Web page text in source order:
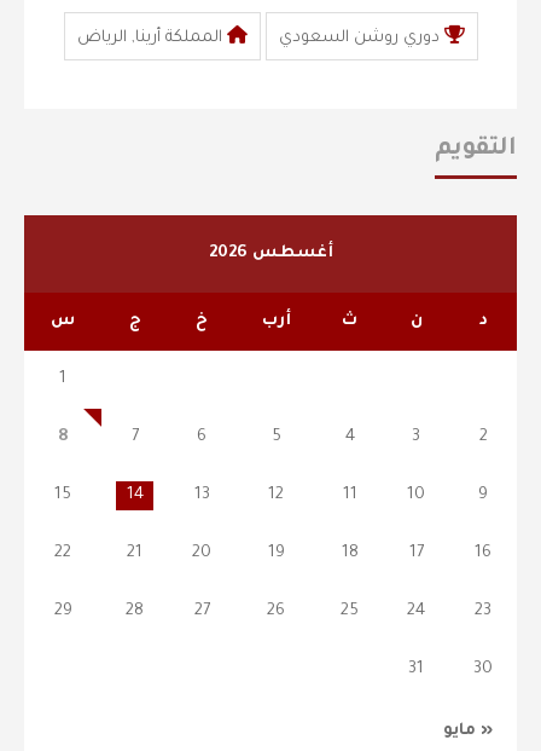
دوري روشن السعودي المملكة أرينا, الرياض
التقويم
أغسطس 2026
د ن ث أرب خ ج س
« مايو
1
2
3
4
5
6
7
8
9
10
11
12
13
14
15
16
17
18
19
20
21
22
23
24
25
26
27
28
29
30
31